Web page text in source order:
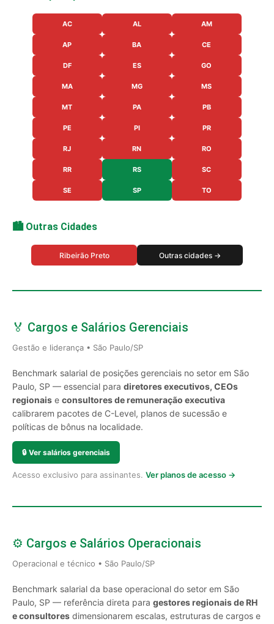
AC AL AM
AP BA CE
DF ES GO
MA MG MS
MT PA PB
PE PI PR
RJ RN RO
RR RS SC
SE SP TO
🏙️ Outras Cidades
Ribeirão Preto Outras cidades →
🏅 Cargos e Salários Gerenciais
Gestão e liderança • São Paulo/SP
Benchmark salarial de posições gerenciais no setor em São
Paulo, SP — essencial para diretores executivos, CEOs
regionais e consultores de remuneração executiva
calibrarem pacotes de C-Level, planos de sucessão e
políticas de bônus na localidade.
🔒 Ver salários gerenciais
Acesso exclusivo para assinantes. Ver planos de acesso →
⚙️ Cargos e Salários Operacionais
Operacional e técnico • São Paulo/SP
Benchmark salarial da base operacional do setor em São
Paulo, SP — referência direta para gestores regionais de RH
e consultores dimensionarem escalas, estruturas de cargos e